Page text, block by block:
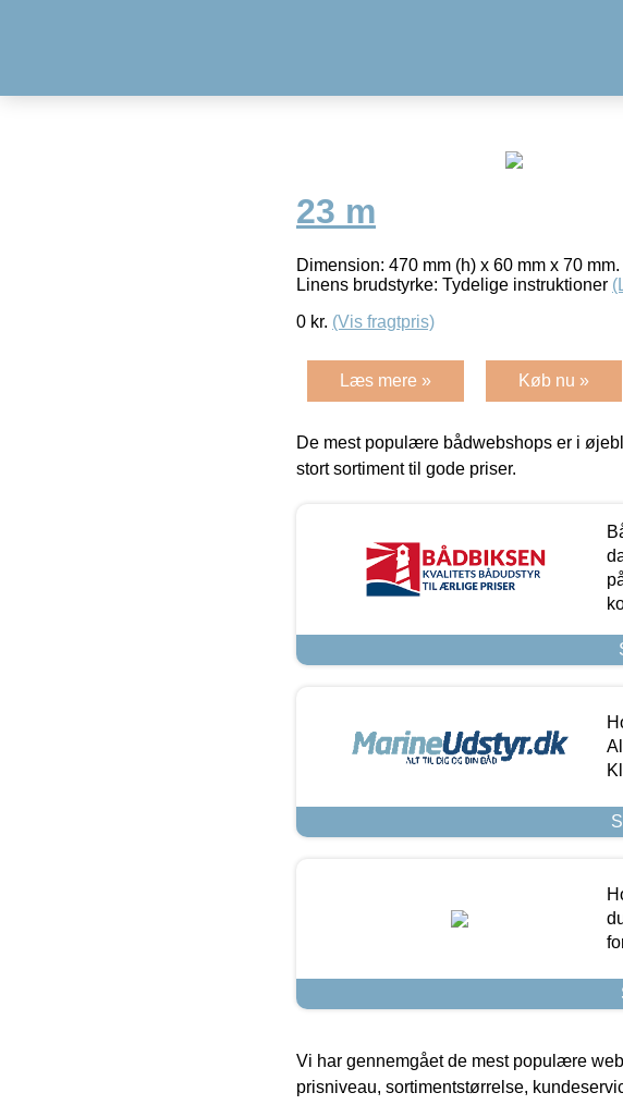
23 m
Dimension: 470 mm (h) x 60 mm x 70
Linens brudstyrke: Tydelige instruktioner
0 kr. (Vis fragtpris)
Læs mere » Køb nu »
De mest populære bådwebshops er i
stort sortiment til gode priser.
Vi har gennemgået de mest populære
prisniveau, sortimentstørrelse,